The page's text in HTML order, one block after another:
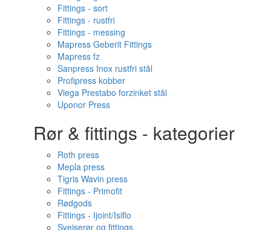
Fittings - sort
Fittings - rustfri
Fittings - messing
Mapress Geberit Fittings
Mapress fz
Sanpress Inox rustfri stål
Profipress kobber
Viega Prestabo forzinket stål
Uponor Press
Rør & fittings - kategorier
Roth press
Mepla press
Tigris Wavin press
Fittings - Primofit
Rødgods
Fittings - Ijoint/Isiflo
Svejserør og fittings